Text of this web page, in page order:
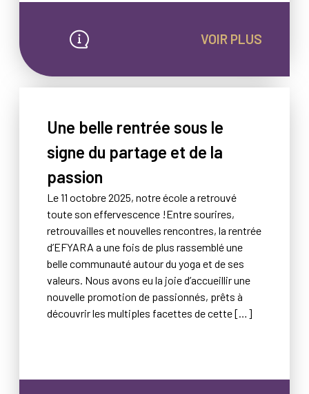
VOIR PLUS
Une belle rentrée sous le
signe du partage et de la
passion
Le 11 octobre 2025, notre école a retrouvé
toute son effervescence !Entre sourires,
retrouvailles et nouvelles rencontres, la rentrée
d’EFYARA a une fois de plus rassemblé une
belle communauté autour du yoga et de ses
valeurs. Nous avons eu la joie d’accueillir une
nouvelle promotion de passionnés, prêts à
découvrir les multiples facettes de cette […]